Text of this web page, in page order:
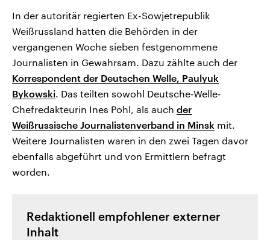
In der autoritär regierten Ex-Sowjetrepublik
Weißrussland hatten die Behörden in der
vergangenen Woche sieben festgenommene
Journalisten in Gewahrsam. Dazu zählte auch der
Korrespondent der Deutschen Welle, Paulyuk
Bykowski. Das teilten sowohl Deutsche-Welle-
Chefredakteurin Ines Pohl, als auch der
Weißrussische Journalistenverband in Minsk mit.
Weitere Journalisten waren in den zwei Tagen davor
ebenfalls abgeführt und von Ermittlern befragt
worden.
Redaktionell empfohlener externer
Inhalt